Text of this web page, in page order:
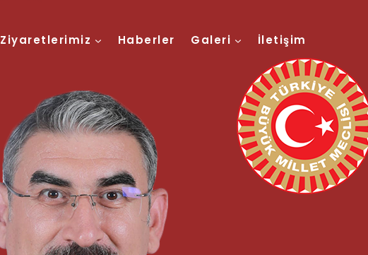
Ziyaretlerimiz Haberler Galeri İletişim